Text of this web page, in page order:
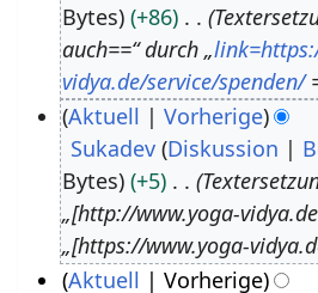
Bytes
+86
auch==“ durch „
vidya.de/service/spenden/
Aktuell Vorherige
Sukadev Diskussion
Bytes
+5
„[http://www.yoga-
„[https://www.yoga-
Aktuell
Vorherige